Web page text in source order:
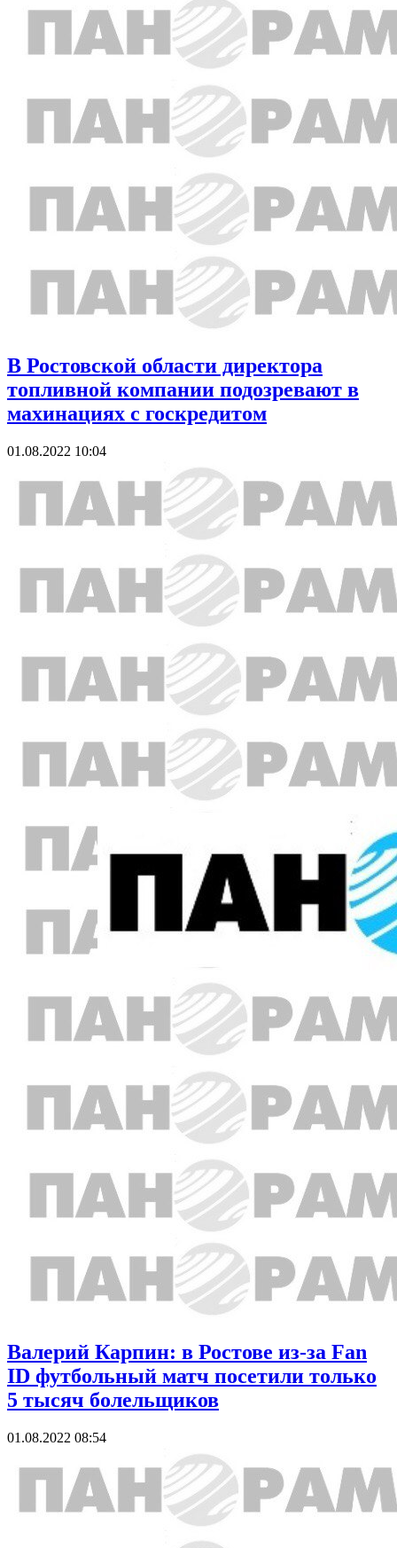
В Ростовской области директора
топливной компании подозревают в
махинациях с госкредитом
01.08.2022 10:04
Валерий Карпин: в Ростове из-за Fan
ID футбольный матч посетили только
5 тысяч болельщиков
01.08.2022 08:54